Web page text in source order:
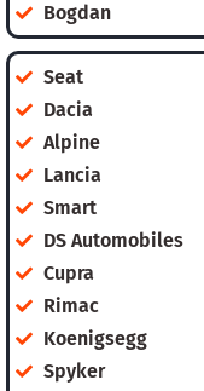
Bogdan
Seat
Dacia
Alpine
Lancia
Smart
DS Automobiles
Cupra
Rimac
Koenigsegg
Spyker